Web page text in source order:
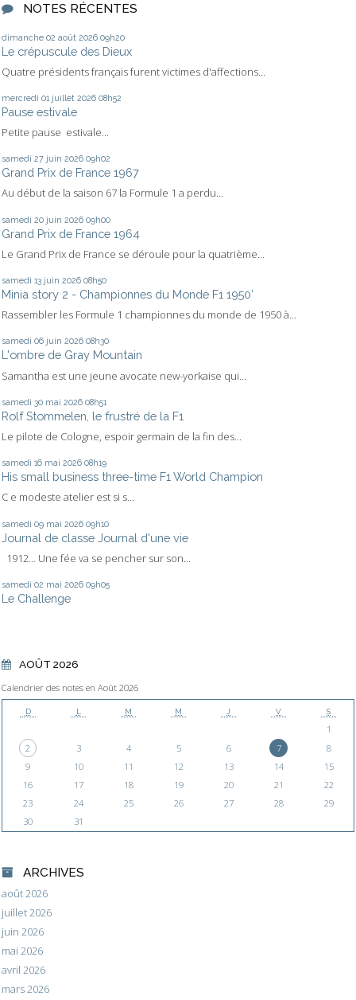
NOTES RÉCENTES
dimanche 02 août 2026 09h20
Le crépuscule des Dieux
Quatre présidents français furent victimes d'affections...
mercredi 01 juillet 2026 08h52
Pause estivale
Petite pause estivale...
samedi 27 juin 2026 09h02
Grand Prix de France 1967
Au début de la saison 67 la Formule 1 a perdu...
samedi 20 juin 2026 09h00
Grand Prix de France 1964
Le Grand Prix de France se déroule pour la quatrième...
samedi 13 juin 2026 08h50
Minia story 2 - Championnes du Monde F1 1950’
Rassembler les Formule 1 championnes du monde de 1950 à...
samedi 06 juin 2026 08h30
L'ombre de Gray Mountain
Samantha est une jeune avocate new-yorkaise qui...
samedi 30 mai 2026 08h51
Rolf Stommelen, le frustré de la F1
Le pilote de Cologne, espoir germain de la fin des...
samedi 16 mai 2026 08h19
His small business three-time F1 World Champion
C e modeste atelier est si s...
samedi 09 mai 2026 09h10
Journal de classe Journal d'une vie
1912… Une fée va se pencher sur son...
samedi 02 mai 2026 09h05
Le Challenge
AOÛT 2026
Calendrier des notes en Août 2026
D L M M J V S
1
2
3 4 5 6 7
8
9
10 11 12 13 14
15
16
17 18 19 20 21
22
23
24 25 26 27 28
29
30
31
ARCHIVES
août 2026
juillet 2026
juin 2026
mai 2026
avril 2026
mars 2026